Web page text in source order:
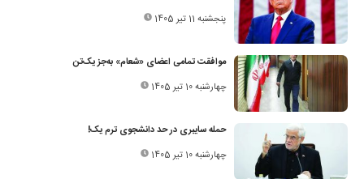
پنجشنبه 11 تیر 1405
موافقت تمامی اعضای «شعام» به‌جز یک‌تن
چهارشنبه 10 تیر 1405
حمله سایبری در حد دانشجوی ترم یک!
چهارشنبه 10 تیر 1405